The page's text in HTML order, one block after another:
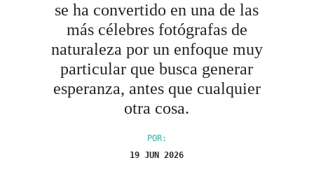
se ha convertido en una de las
más célebres fotógrafas de
naturaleza por un enfoque muy
particular que busca generar
esperanza, antes que cualquier
otra cosa.
POR:
19 JUN 2026